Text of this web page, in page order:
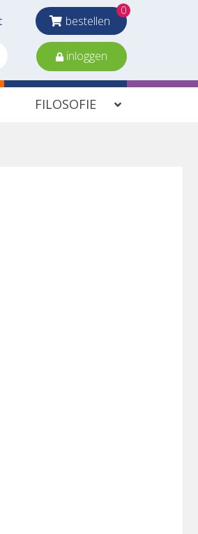
bestellen
0
inloggen
FILOSOFIE